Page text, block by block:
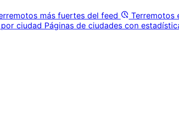
más fuertes del feed Terremotos
ciudad Páginas de ciudades con